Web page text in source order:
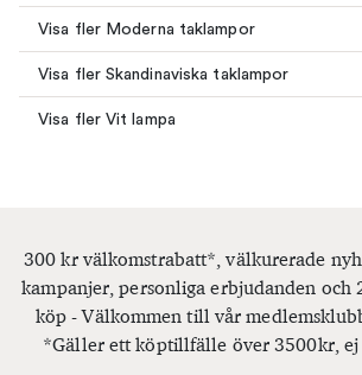
Visa fler Moderna taklampor
Visa fler Skandinaviska taklampor
Visa fler Vit lampa
300 kr välkomstrabatt*, välkurerade
kampanjer, personliga erbjudanden och
köp - Välkommen till vår
*Gäller ett köptillfälle över 3500kr, ej